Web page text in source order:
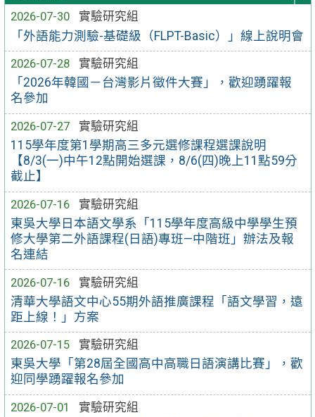
2026-07-30
實驗研究組
「外語能力測驗-基礎級（FLPT-Basic）」線上說明會
2026-07-28
實驗研究組
「2026年韓國－台灣影片徵件大賽」，歡迎踴躍報
名參加
2026-07-27
實驗研究組
115學年度第1學期高三多元選修課程選課說明
【8/3(一)中午12點開始選課，8/6(四)晚上11點59分
截止】
2026-07-16
實驗研究組
東吳大學日本語文學系「115學年度高級中學學生預
修大學第二外語課程(日語)專班—中階班」辦法及報
名連結
2026-07-16
實驗研究組
清華大學語文中心55期外語推廣課程「語文學習，遠
距上線！」方案
2026-07-15
實驗研究組
東吳大學「第28屆全國高中高職日語演講比賽」，歡
迎同學踴躍報名參加
2026-07-01
實驗研究組